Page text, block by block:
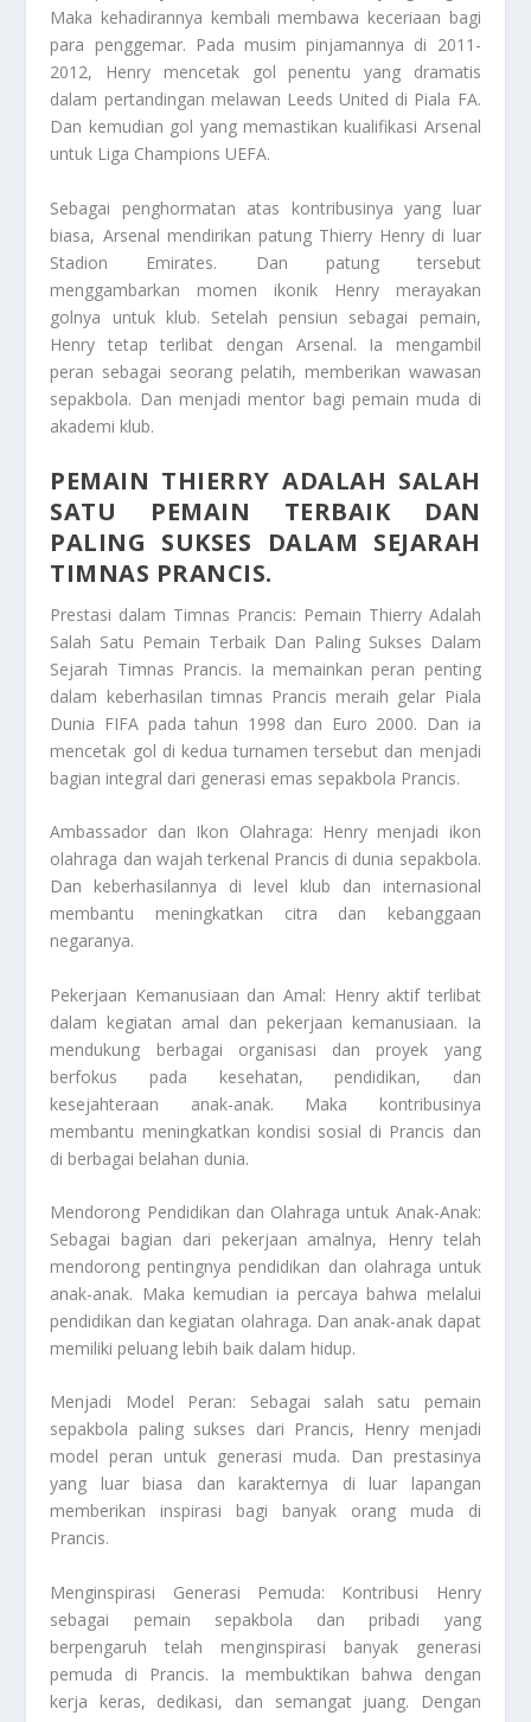
Maka kehadirannya kembali membawa keceriaan bagi
para penggemar. Pada musim pinjamannya di 2011-
2012, Henry mencetak gol penentu yang dramatis
dalam pertandingan melawan Leeds United di Piala FA.
Dan kemudian gol yang memastikan kualifikasi Arsenal
untuk Liga Champions UEFA.
Sebagai penghormatan atas kontribusinya yang luar
biasa, Arsenal mendirikan patung Thierry Henry di luar
Stadion Emirates. Dan patung tersebut
menggambarkan momen ikonik Henry merayakan
golnya untuk klub. Setelah pensiun sebagai pemain,
Henry tetap terlibat dengan Arsenal. Ia mengambil
peran sebagai seorang pelatih, memberikan wawasan
sepakbola. Dan menjadi mentor bagi pemain muda di
akademi klub.
PEMAIN THIERRY ADALAH SALAH
SATU PEMAIN TERBAIK DAN
PALING SUKSES DALAM SEJARAH
TIMNAS PRANCIS.
Prestasi dalam Timnas Prancis: Pemain Thierry Adalah
Salah Satu Pemain Terbaik Dan Paling Sukses Dalam
Sejarah Timnas Prancis. Ia memainkan peran penting
dalam keberhasilan timnas Prancis meraih gelar Piala
Dunia FIFA pada tahun 1998 dan Euro 2000. Dan ia
mencetak gol di kedua turnamen tersebut dan menjadi
bagian integral dari generasi emas sepakbola Prancis.
Ambassador dan Ikon Olahraga: Henry menjadi ikon
olahraga dan wajah terkenal Prancis di dunia sepakbola.
Dan keberhasilannya di level klub dan internasional
membantu meningkatkan citra dan kebanggaan
negaranya.
Pekerjaan Kemanusiaan dan Amal: Henry aktif terlibat
dalam kegiatan amal dan pekerjaan kemanusiaan. Ia
mendukung berbagai organisasi dan proyek yang
berfokus pada kesehatan, pendidikan, dan
kesejahteraan anak-anak. Maka kontribusinya
membantu meningkatkan kondisi sosial di Prancis dan
di berbagai belahan dunia.
Mendorong Pendidikan dan Olahraga untuk Anak-Anak:
Sebagai bagian dari pekerjaan amalnya, Henry telah
mendorong pentingnya pendidikan dan olahraga untuk
anak-anak. Maka kemudian ia percaya bahwa melalui
pendidikan dan kegiatan olahraga. Dan anak-anak dapat
memiliki peluang lebih baik dalam hidup.
Menjadi Model Peran: Sebagai salah satu pemain
sepakbola paling sukses dari Prancis, Henry menjadi
model peran untuk generasi muda. Dan prestasinya
yang luar biasa dan karakternya di luar lapangan
memberikan inspirasi bagi banyak orang muda di
Prancis.
Menginspirasi Generasi Pemuda: Kontribusi Henry
sebagai pemain sepakbola dan pribadi yang
berpengaruh telah menginspirasi banyak generasi
pemuda di Prancis. Ia membuktikan bahwa dengan
kerja keras, dedikasi, dan semangat juang. Dengan